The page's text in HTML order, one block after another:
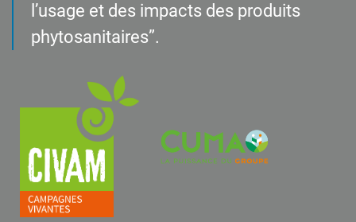
l’usage et des impacts des produits
phytosanitaires”.